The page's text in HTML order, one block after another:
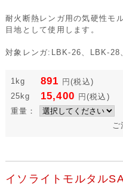
耐火断熱レンガ用の気硬性モ
目地として使用します。
対象レンガ:LBK-26、LBK-
1kg 891 円 (税込)
25kg
15,400 円 (税込)
重量：
イソライトモルタル